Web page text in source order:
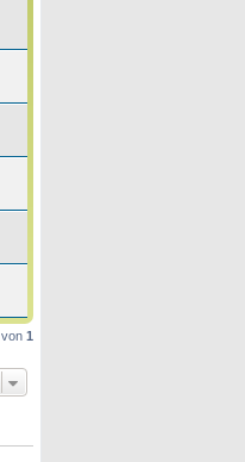
von 1